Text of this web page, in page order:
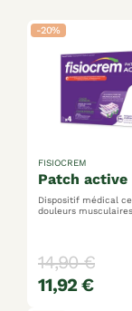
-20%
patch active
FISIOCREM
Dispositif médical ce traite les
douleurs
14,90 €
11,92 €